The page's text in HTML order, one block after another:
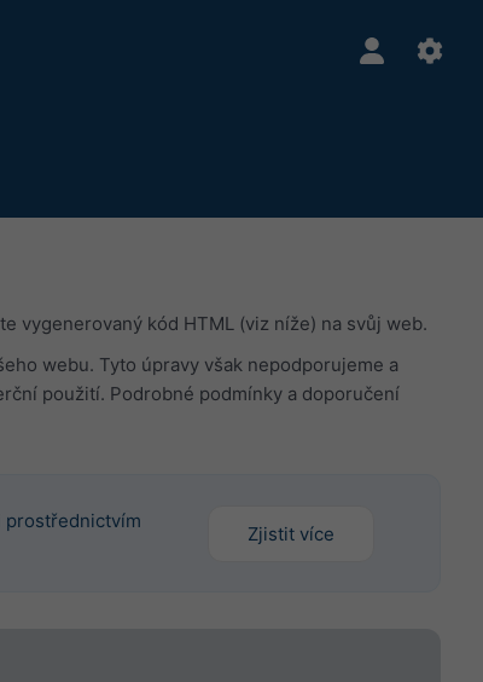
vygenerovaný kód HTML (viz níže) na svůj web.
webu. Tyto úpravy však nepodporujeme a
použití. Podrobné podmínky a doporučení
prostřednictvím
Zjistit více